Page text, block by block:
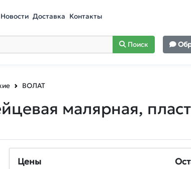
Новости Доставка Контакты
Поиск
ВОЛАТ
малярная,
Цены